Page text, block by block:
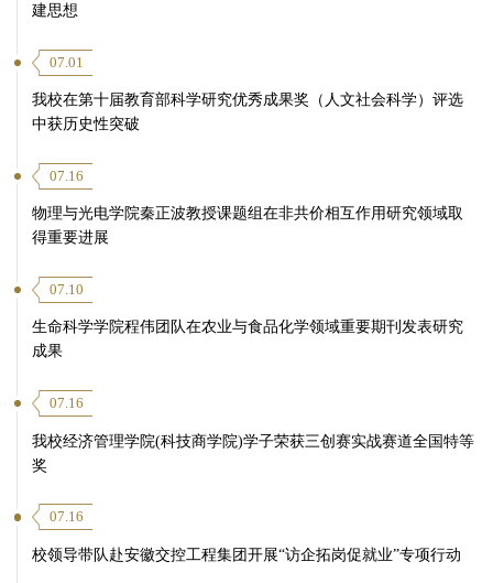
建思想
07.01
我校在第十届教育部科学研究优秀成果奖（人文社会科学）评选
中获历史性突破
07.16
物理与光电学院秦正波教授课题组在非共价相互作用研究领域取
得重要进展
07.10
生命科学学院程伟团队在农业与食品化学领域重要期刊发表研究
成果
07.16
我校经济管理学院(科技商学院)学子荣获三创赛实战赛道全国特等
奖
07.16
校领导带队赴安徽交控工程集团开展“访企拓岗促就业”专项行动